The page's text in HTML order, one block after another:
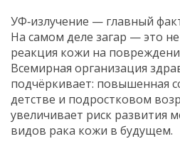
УФ‑излучение — главный
На самом деле загар — это
реакция кожи на
Всемирная организация
подчёркивает: повышенная
детстве и подростковом
увеличивает риск развития
видов рака кожи в будущем.